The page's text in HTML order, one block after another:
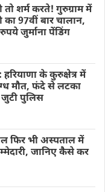
शर्म करते! गुरुग्राम में
97वीं बार चालान,
जुर्माना पेंडिंग
के कुरुक्षेत्र में
मौत, फंदे से लटका
पुलिस
फिर भी अस्पताल में
जानिए कैसे कर